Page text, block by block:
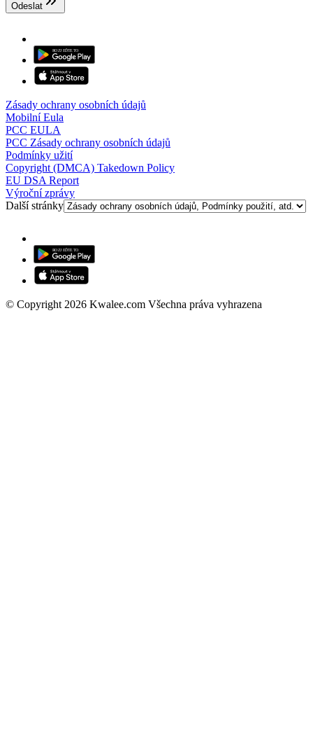
Odeslat
Zásady ochrany osobních údajů
Mobilní Eula
PCC EULA
PCC Zásady ochrany osobních údajů
Podmínky užití
Copyright (DMCA) Takedown Policy
EU DSA Report
Výroční zprávy
Další stránky
© Copyright 2026 Kwalee.com Všechna práva vyhrazena